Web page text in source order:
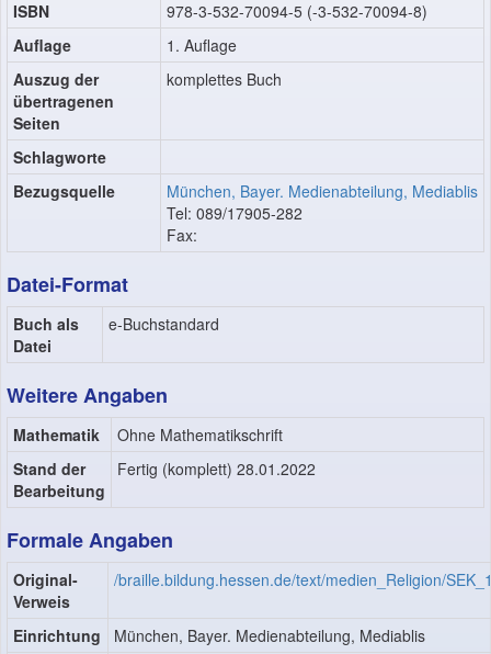
ISBN
978-3-532-70094-5 (-3-532-70094-8)
Auflage
1. Auflage
Auszug der
übertragenen
Seiten
komplettes Buch
Schlagworte
Bezugsquelle
München, Bayer. Medienabteilung, Mediablis
Tel: 089/17905-282
Fax:
Datei-Format
Buch als
Datei
e-Buchstandard
Weitere Angaben
Mathematik
Ohne Mathematikschrift
Stand der
Bearbeitung
Fertig (komplett) 28.01.2022
Formale Angaben
Original-
Verweis
/braille.bildung.hessen.de/text/medien_Religion/
Einrichtung
München, Bayer. Medienabteilung, Mediablis